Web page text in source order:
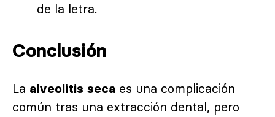
de la letra.
Conclusión
La alveolitis seca es una complicación
común tras una extracción dental, pero